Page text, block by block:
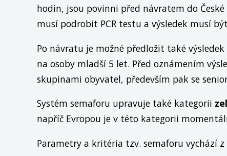
hodin, jsou povinni před návratem do
musí podrobit PCR testu a výsledek musí
Po návratu je možné předložit také
na osoby mladší 5 let. Před oznámením
skupinami obyvatel, především pak se
Systém semaforu upravuje také kategorii
napříč Evropou je v této kategorii
Parametry a kritéria tzv. semaforu vychází